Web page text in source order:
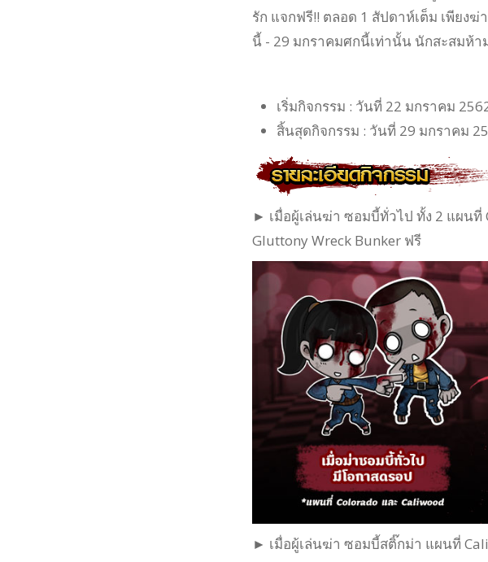
รัก แจกฟรี!! ตลอด 1 สัปดาห์เต็ม เพียง
นี้ - 29 มกราคมศกนี้เท่านั้น นักสะสมห้า
เริ่มกิจกรรม : วันที่ 22 มกราคม
สิ้นสุดกิจกรรม : วันที่ 29 มกราคม
► เมื่อผู้เล่นฆ่า ซอมบี้ทั่วไป ทั้ง 2 แผนที่
Gluttony Wreck Bunker ฟรี
► เมื่อผู้เล่นฆ่า ซอมบี้สติ๊กม่า แผนที่